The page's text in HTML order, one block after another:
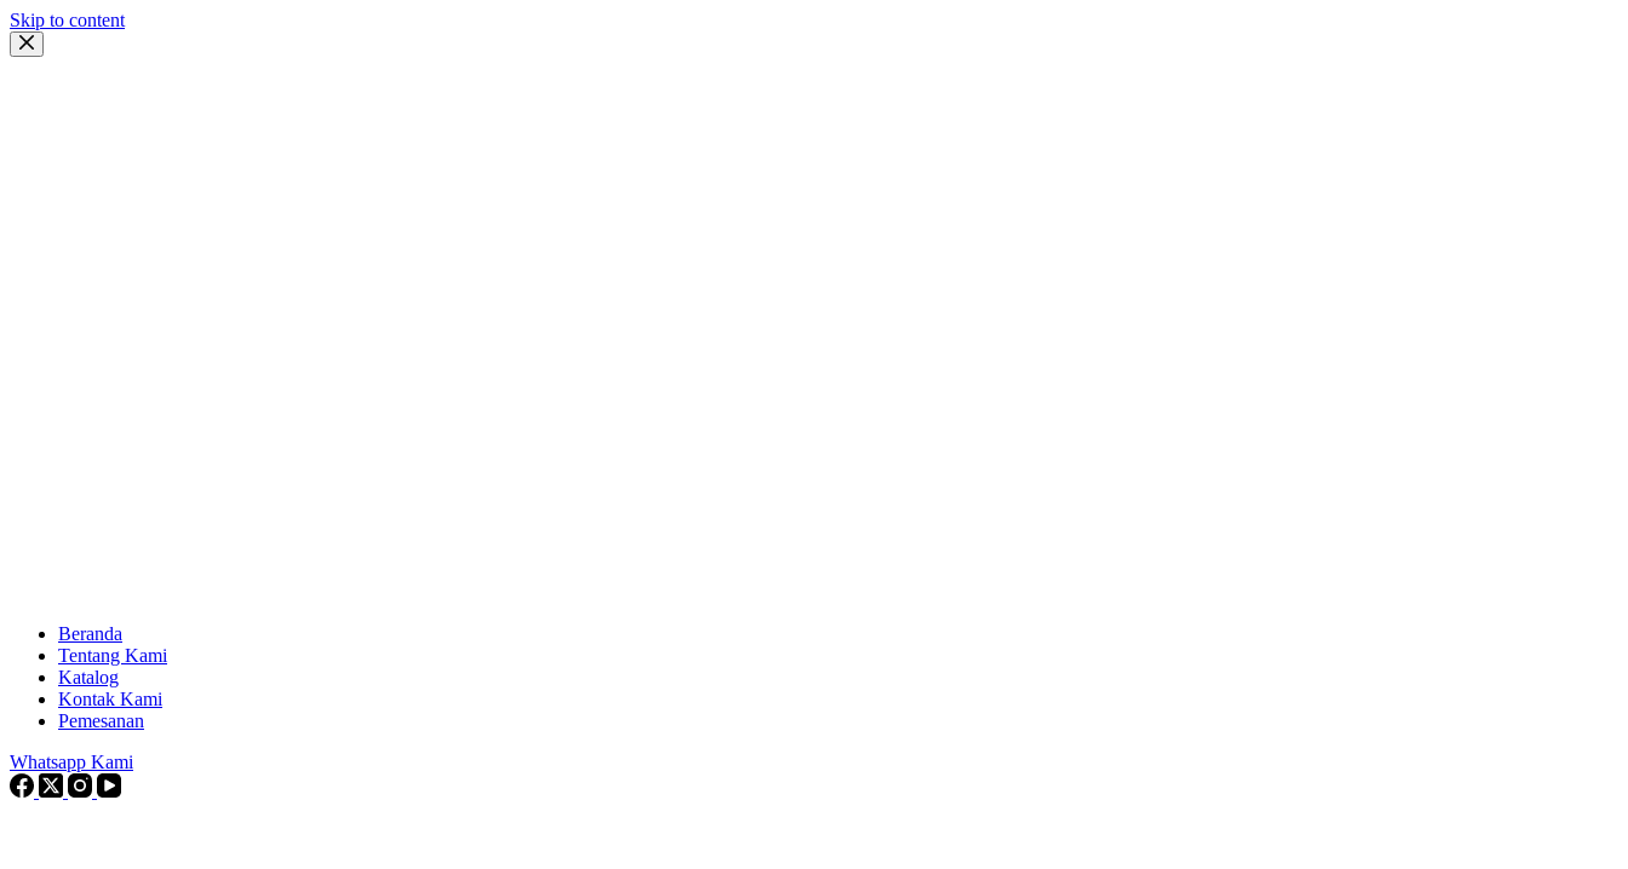
Skip to content
Beranda
Tentang Kami
Katalog
Kontak Kami
Pemesanan
Whatsapp Kami